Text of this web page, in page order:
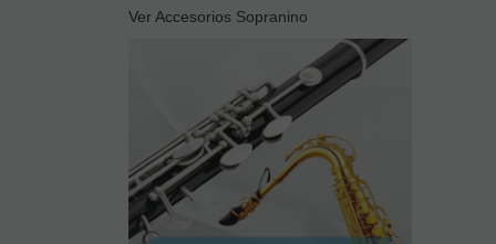
Ver Accesorios Sopranino